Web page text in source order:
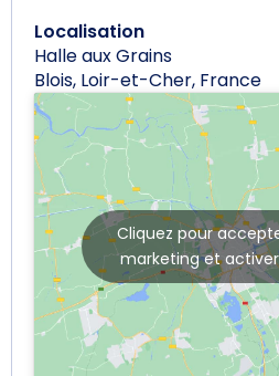
Localisation
Halle aux Grains
Blois, Loir-et-Cher, France
Cliquez pour
marketing et